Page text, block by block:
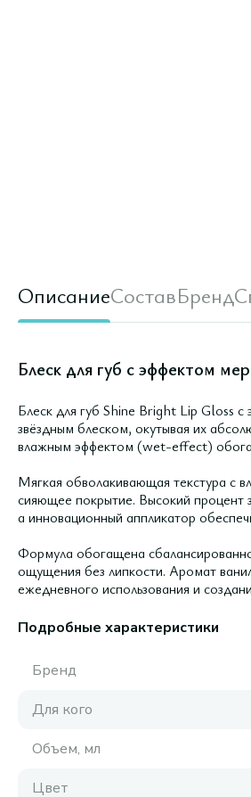
ОписаниеСоставБренд
Блеск для губ с эффектом
Блеск для губ Shine Bright Lip Gloss
звёздным блеском, окутывая их
влажным эффектом (wet-effect)
Мягкая обволакивающая текстура с
сияющее покрытие. Высокий
а инновационный аппликатор
Формула обогащена
ощущения без липкости. Аромат
ежедневного использования и
Подробные характеристики
Бренд
Для кого
Объем, мл
Цвет